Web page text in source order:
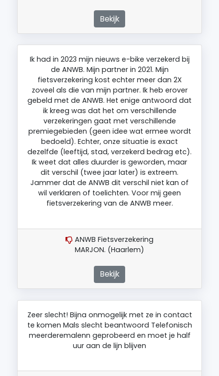
Bekijk
Ik had in 2023 mijn nieuws e-bike verzekerd bij
de ANWB. Mijn partner in 2021. Mijn
fietsverzekering kost echter meer dan 2X
zoveel als die van mijn partner. Ik heb erover
gebeld met de ANWB. Het enige antwoord dat
ik kreeg was dat het om verschillende
verzekeringen gaat met verschillende
premiegebieden (geen idee wat ermee wordt
bedoeld). Echter, onze situatie is exact
dezelfde (leeftijd, stad, verzekerd bedrag etc).
Ik weet dat alles duurder is geworden, maar
dit verschil (twee jaar later) is extreem.
Jammer dat de ANWB dit verschil niet kan of
wil verklaren of toelichten. Voor mij geen
fietsverzekering van de ANWB meer.
ANWB Fietsverzekering
MARJON. (Haarlem)
Bekijk
Zeer slecht! Bijna onmogelijk met ze in contact
te komen Mals slecht beantwoord Telefonisch
meerderemalenn geprobeerd en moet je half
uur aan de lijn blijven